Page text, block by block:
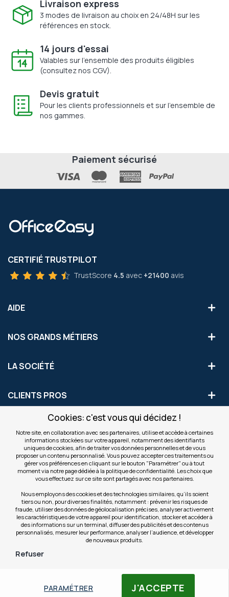
J'ACCEPTE
PARAMÉTRER
Cookies: c'est vous qui décidez !
Notre site, en collaboration avec ses partenaires, utilise et accède à certaines
informations stockées sur votre appareil, notamment des identifiants
uniques de cookies, afin de traiter vos données personnelles et de vous
proposer un contenu personnalisé. Vous pouvez accepter ces traitements ou
gérer vos préférences en cliquant sur le bouton "Paramétrer" ou à tout
moment via notre page dédiée à la politique de confidentialité. Les choix que
vous effectuez sur ce site sont partagés avec nos partenaires.
Nous employons des cookies et des technologies similaires, qu’ils soient
tiers ou non, pour diverses finalités, notamment : prévenir les risques de
fraude, utiliser des données de géolocalisation précises, analyser activement
les caractéristiques de votre appareil pour identification, stocker et accéder à
des informations sur un terminal, diffuser des publicités et des contenus
personnalisés, mesurer leur performance, analyser l’audience, et développer
de nouveaux produits.
Refuser
Livraison express
3 modes de livraison au choix en 24/48H sur les
références en stock.
14 jours d'essai
Valables sur l'ensemble des produits éligibles
(consultez nos CGV).
Devis gratuit
Pour les clients professionnels et sur l'ensemble de
nos gammes.
Paiement sécurisé
CERTIFIÉ TRUSTPILOT
TrustScore 4.5 avec +21400 avis
AIDE
NOS GRANDS MÉTIERS
LA SOCIÉTÉ
CLIENTS PROS
S'INSCRIRE AUX OFFRES COMMERCIALES
Inscription
notre
newsletter
Valider
NOS SITES
© Copyright OfficeEasy 2026